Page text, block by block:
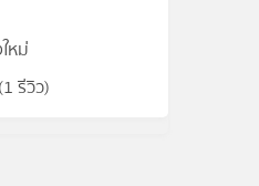
หม่
(1 รีวิว)